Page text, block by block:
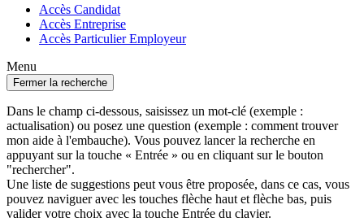
Accès Candidat
Accès Entreprise
Accès Particulier Employeur
Menu
Fermer la recherche
Dans le champ ci-dessous, saisissez un mot-clé (exemple :
actualisation) ou posez une question (exemple : comment trouver
mon aide à l'embauche). Vous pouvez lancer la recherche en
appuyant sur la touche « Entrée » ou en cliquant sur le bouton
"rechercher".
Une liste de suggestions peut vous être proposée, dans ce cas, vous
pouvez naviguer avec les touches flèche haut et flèche bas, puis
valider votre choix avec la touche Entrée du clavier.